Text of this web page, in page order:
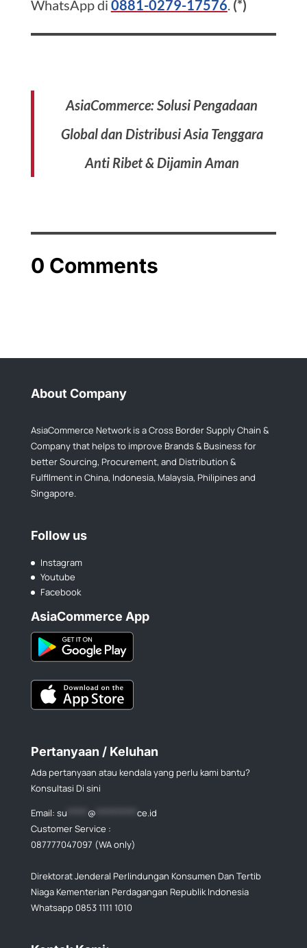
WhatsApp di 0881-0279-17576 (*)
AsiaCommerce: Solusi Pengadaan
Global dan Distribusi Asia Tenggara
Anti Ribet & Dijamin Aman
0 Comments
About Company
AsiaCommerce Network is a Cross Border Supply Chain &
Company that helps to improve Brands & Business for
better Sourcing, Procurement, and Distribution &
Fulfllment in China, Indonesia, Malaysia, Philipines and
Singapore.
Follow us
Instagram
Youtube
Facebook
AsiaCommerce App
Pertanyaan / Keluhan
Ada pertanyaan atau kendala yang perlu kami bantu?
Konsultasi Di sini
Email: su @
ce.id
Customer Service :
087777047097 (WA only)
Direktorat Jenderal Perlindungan Konsumen Dan Tertib
Niaga Kementerian Perdagangan Republik Indonesia
Whatsapp 0853 1111 1010